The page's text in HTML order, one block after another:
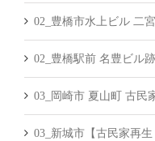
02_豊橋市水上ビル 二
02_豊橋駅前 名豊ビル
03_岡崎市 夏山町 古民
03_新城市【古民家再生